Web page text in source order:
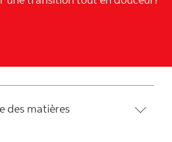
des matières